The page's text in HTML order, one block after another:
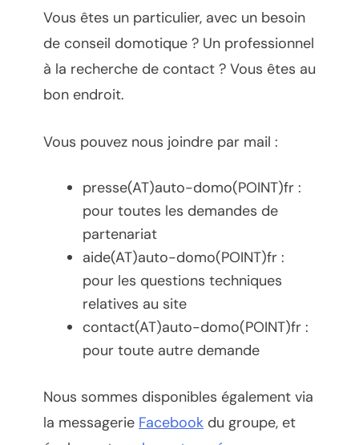
Vous êtes un particulier, avec un besoin
de conseil domotique ? Un professionnel
à la recherche de contact ? Vous êtes au
bon endroit.
Vous pouvez nous joindre par mail :
presse(AT)auto-domo(POINT)fr :
pour toutes les demandes de
partenariat
aide(AT)auto-domo(POINT)fr :
pour les questions techniques
relatives au site
contact(AT)auto-domo(POINT)fr :
pour toute autre demande
Nous sommes disponibles également via
la messagerie Facebook du groupe, et